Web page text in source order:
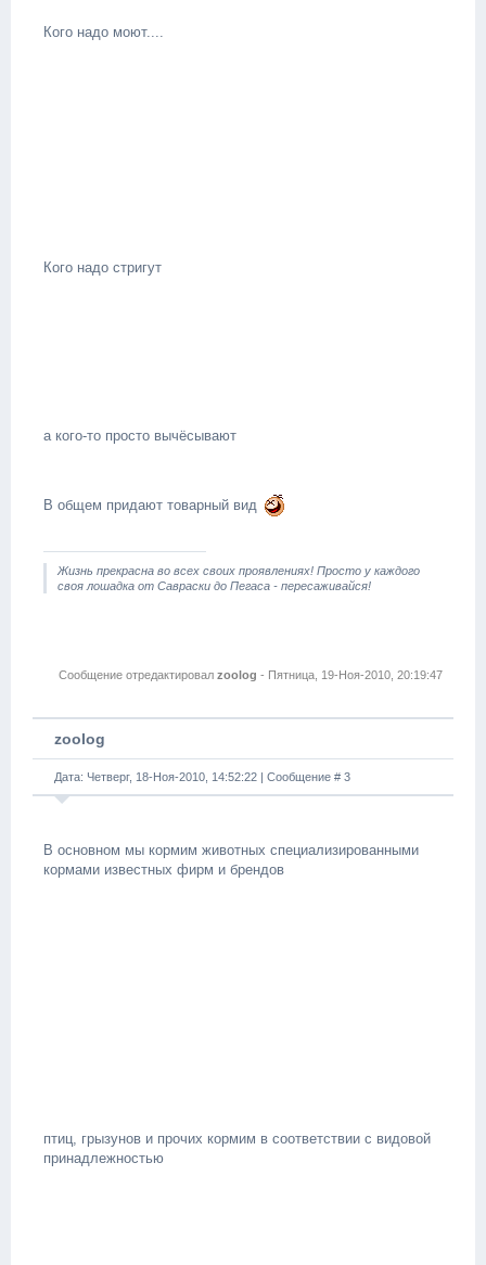
Кого надо моют....
Кого надо стригут
а кого-то просто вычёсывают
В общем придают товарный вид
Жизнь прекрасна во всех своих проявлениях! Просто у каждого
своя лошадка от Савраски до Пегаса - пересаживайся!
Сообщение отредактировал zoolog - Пятница, 19-Ноя-2010, 20:19:47
zoolog
Дата: Четверг, 18-Ноя-2010, 14:52:22 | Сообщение # 3
В основном мы кормим животных специализированными
кормами известных фирм и брендов
птиц, грызунов и прочих кормим в соответствии с видовой
принадлежностью